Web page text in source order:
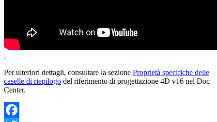
.
Per ulteriori dettagli, consultare la sezione Proprietà specifiche delle
caselle di riepilogo del riferimento di progettazione 4D v16 nel Doc
Center.